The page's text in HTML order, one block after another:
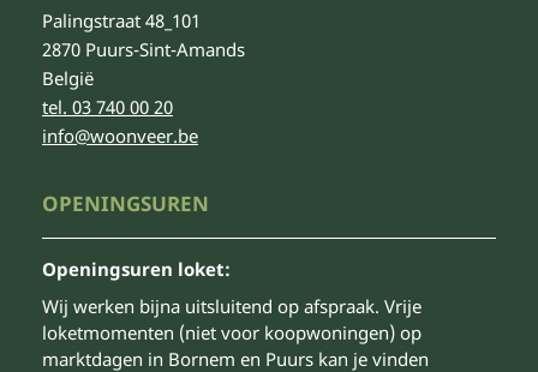
Palingstraat 48_101
2870 Puurs-Sint-Amands
België
tel. 03 740 00 20
info@woonveer.be
OPENINGSUREN
Openingsuren loket:
Wij werken bijna uitsluitend op afspraak. Vrije
loketmomenten (niet voor koopwoningen) op
marktdagen in Bornem en Puurs kan je vinden